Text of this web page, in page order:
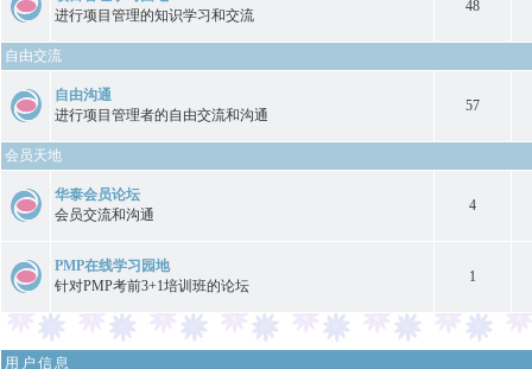
进行项目管理的知识学习和交流
48
自由交流
自由沟通
进行项目管理者的自由交流和沟通
57
会员天地
华泰会员论坛
会员交流和沟通
4
PMP在线学习园地
针对PMP考前3+1培训班的论坛
1
用户信息